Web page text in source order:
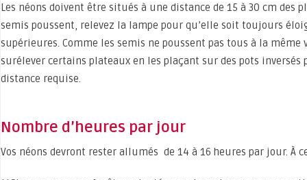
Les néons doivent être situés à une distance de 15 à 30 cm des
semis poussent, relevez la lampe pour qu’elle soit toujours
supérieures. Comme les semis ne poussent pas tous à la
surélever certains plateaux en les plaçant sur des pots
distance requise.
Nombre d’heures par jour
Vos néons devront rester allumés de 14 à 16 heures par jour.